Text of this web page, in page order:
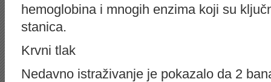
hemoglobina i mnogih enzima koji su
stanica.
Krvni tlak
Nedavno istraživanje je pokazalo da 2